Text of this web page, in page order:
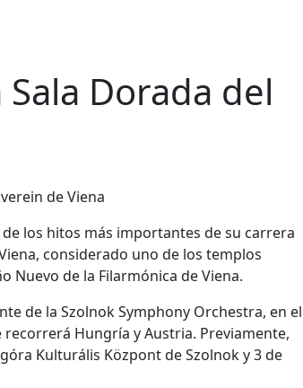
Dorada del
los hitos más importantes de su carrera
considerado uno de los templos
Nuevo de la Filarmónica de Viena.
de la Szolnok Symphony Orchestra, en el
Hungría y Austria. Previamente,
Kulturális Központ de Szolnok y 3 de